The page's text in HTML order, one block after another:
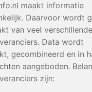
maakt informatie
Daarvoor wordt
van veel verschillende
Data wordt
gecombineerd en in
aangeboden.
zijn: